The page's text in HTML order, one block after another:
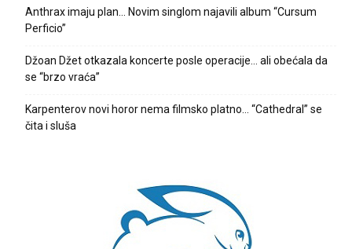
Anthrax imaju plan… Novim singlom najavili album “Cursum
Perficio”
Džoan Džet otkazala koncerte posle operacije… ali obećala da
se “brzo vraća”
Karpenterov novi horor nema filmsko platno… “Cathedral” se
čita i sluša